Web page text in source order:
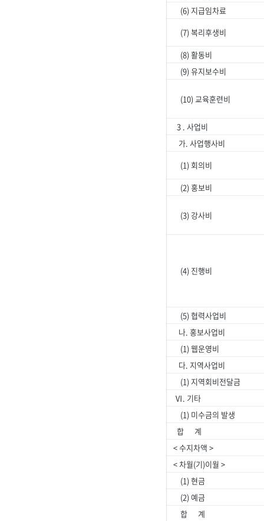
(6) 지급임차료
(7) 복리후생비
(8) 활동비
(9) 유지보수비
(10) 교육훈련비
3 . 사업비
가. 사업행사비
(1) 회의비
(2) 홍보비
(3) 강사비
(4) 진행비
(5) 협력사업비
나. 홍보사업비
(1) 웹운영비
다. 지역사업비
(1) 지역회비전달금
Ⅵ. 기타
(1) 미수금의 발생
합 계
< 수지차액 >
< 차월(기)이월 >
(1) 현금
(2) 예금
합 계